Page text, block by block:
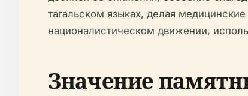
тагальском языках, делая
националистическом движении,
Значение